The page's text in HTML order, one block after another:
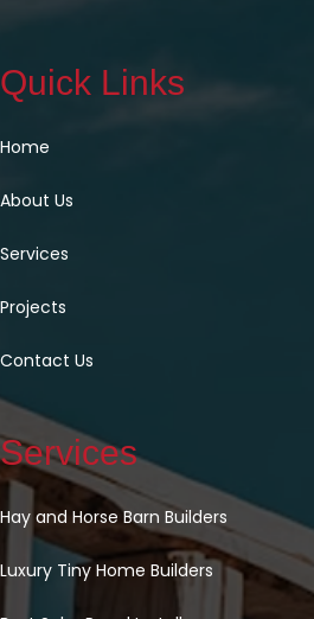
Quick Links
Home
About Us
Services
Projects
Contact Us
Services
Hay and Horse Barn Builders
Luxury Tiny Home Builders